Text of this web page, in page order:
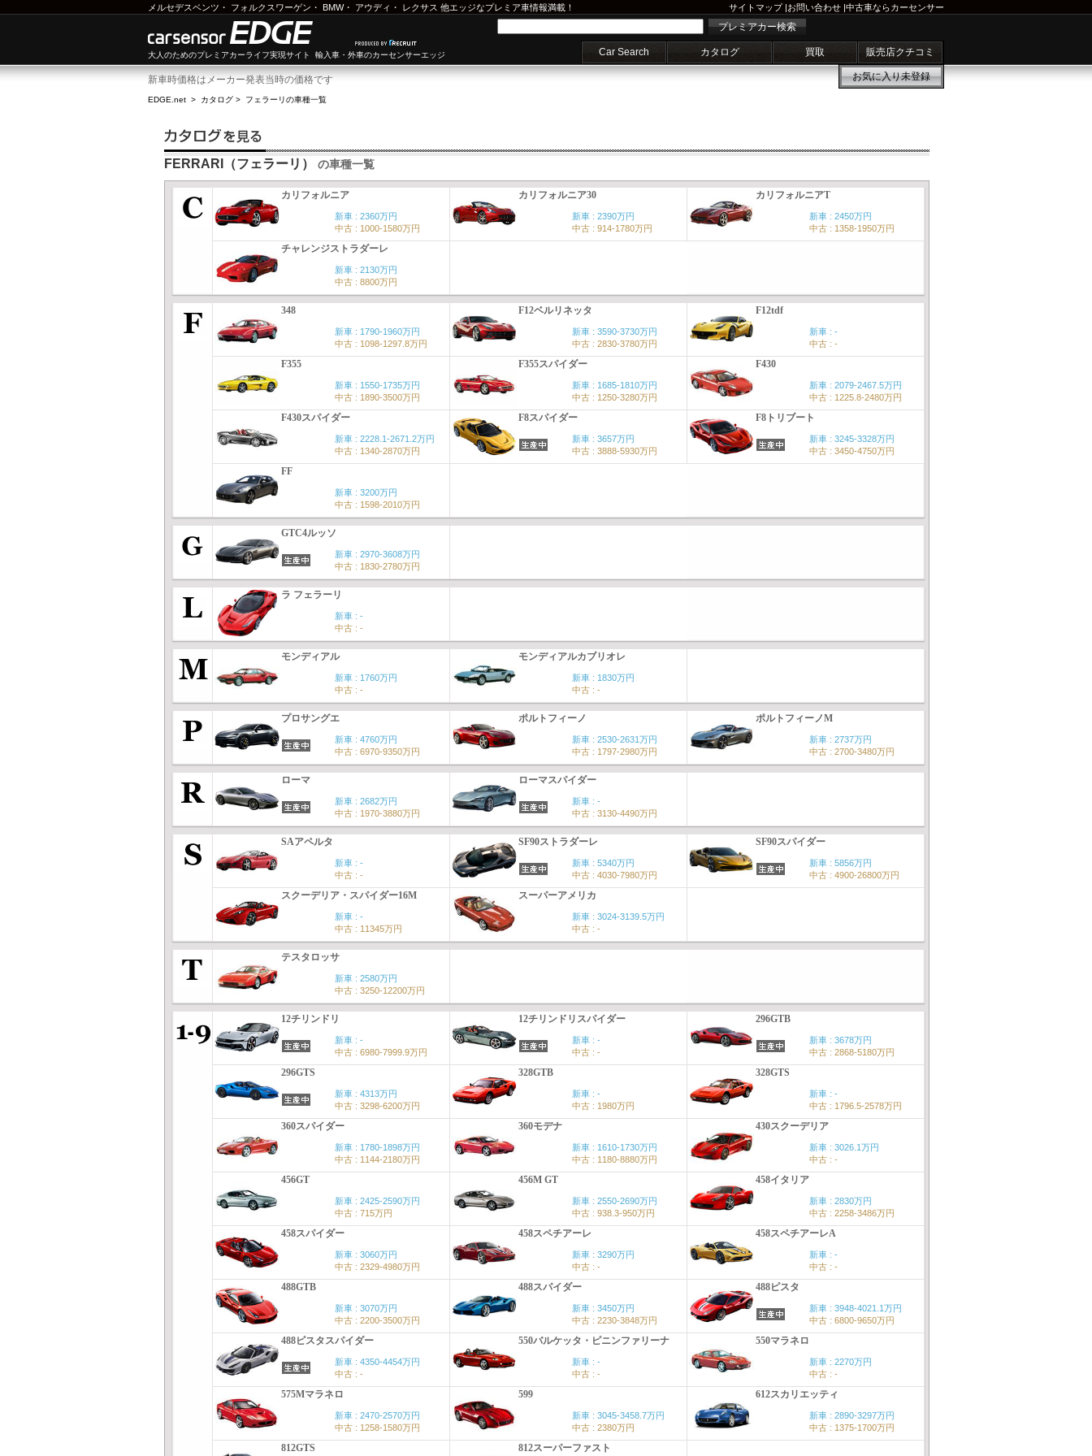
メルセデスベンツ ・ フォルクスワーゲン ・ BMW・ アウディ ・ レクサス 他エッジなプレミア車情報満載！ サイトマップ|お問い合わせ |中古車ならカーセンサー
大人のためのプレミアカーライフ実現サイト 輸入車・外車のカーセンサーエッジ
プレミアカー検索
Car Search カタログ 買取 販売店クチコミ
お気に入り未登録
新車時価格はメーカー発表当時の価格です
EDGE.net > カタログ > フェラーリの車種一覧
FERRARI（フェラーリ） の車種一覧
カリフォルニア
新車 : 2360万円
中古 : 1000-1580万円
カリフォルニア30
新車 : 2390万円
中古 : 914-1780万円
カリフォルニアT
新車 : 2450万円
中古 : 1358-1950万円
チャレンジストラダーレ
新車 : 2130万円
中古 : 8800万円
348
新車 : 1790-1960万円
中古 : 1098-1297.8万円
F12ベルリネッタ
新車 : 3590-3730万円
中古 : 2830-3780万円
F12tdf
新車 : -
中古 : -
F355
新車 : 1550-1735万円
中古 : 1890-3500万円
F355スパイダー
新車 : 1685-1810万円
中古 : 1250-3280万円
F430
新車 : 2079-2467.5万円
中古 : 1225.8-2480万円
F430スパイダー
新車 : 2228.1-2671.2万円
中古 : 1340-2870万円
F8スパイダー
新車 : 3657万円
中古 : 3888-5930万円
F8トリブート
新車 : 3245-3328万円
中古 : 3450-4750万円
FF
新車 : 3200万円
中古 : 1598-2010万円
GTC4ルッソ
新車 : 2970-3608万円
中古 : 1830-2780万円
ラ フェラーリ
新車 : -
中古 : -
モンディアル
新車 : 1760万円
中古 : -
モンディアルカブリオレ
新車 : 1830万円
中古 : -
プロサングエ
新車 : 4760万円
中古 : 6970-9350万円
ポルトフィーノ
新車 : 2530-2631万円
中古 : 1797-2980万円
ポルトフィーノM
新車 : 2737万円
中古 : 2700-3480万円
ローマ
新車 : 2682万円
中古 : 1970-3880万円
ローマスパイダー
新車 : -
中古 : 3130-4490万円
SAアペルタ
新車 : -
中古 : -
SF90ストラダーレ
新車 : 5340万円
中古 : 4030-7980万円
SF90スパイダー
新車 : 5856万円
中古 : 4900-26800万円
スクーデリア・スパイダー16M
新車 : -
中古 : 11345万円
スーパーアメリカ
新車 : 3024-3139.5万円
中古 : -
テスタロッサ
新車 : 2580万円
中古 : 3250-12200万円
12チリンドリ
新車 : -
中古 : 6980-7999.9万円
12チリンドリスパイダー
新車 : -
中古 : -
296GTB
新車 : 3678万円
中古 : 2868-5180万円
296GTS
新車 : 4313万円
中古 : 3298-6200万円
328GTB
新車 : -
中古 : 1980万円
328GTS
新車 : -
中古 : 1796.5-2578万円
360スパイダー
新車 : 1780-1898万円
中古 : 1144-2180万円
360モデナ
新車 : 1610-1730万円
中古 : 1180-8880万円
430スクーデリア
新車 : 3026.1万円
中古 : -
456GT
新車 : 2425-2590万円
中古 : 715万円
456M GT
新車 : 2550-2690万円
中古 : 938.3-950万円
458イタリア
新車 : 2830万円
中古 : 2258-3486万円
458スパイダー
新車 : 3060万円
中古 : 2329-4980万円
458スペチアーレ
新車 : 3290万円
中古 : -
458スペチアーレA
新車 : -
中古 : -
488GTB
新車 : 3070万円
中古 : 2200-3500万円
488スパイダー
新車 : 3450万円
中古 : 2230-3848万円
488ピスタ
新車 : 3948-4021.1万円
中古 : 6800-9650万円
488ピスタスパイダー
新車 : 4350-4454万円
中古 : -
550バルケッタ・ピニンファリーナ
新車 : -
中古 : -
550マラネロ
新車 : 2270万円
中古 : -
575Mマラネロ
新車 : 2470-2570万円
中古 : 1258-1580万円
599
新車 : 3045-3458.7万円
中古 : 2380万円
612スカリエッティ
新車 : 2890-3297万円
中古 : 1375-1700万円
812GTS 812スーパーファスト